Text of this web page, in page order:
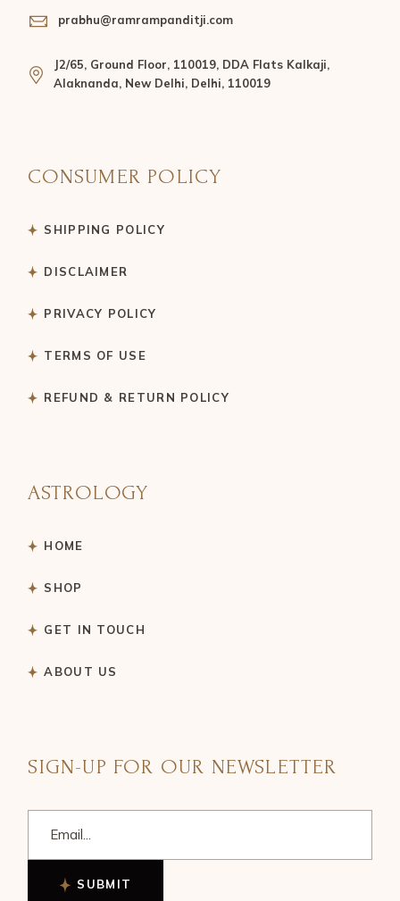
prabhu@ramrampanditji.com
J2/65, Ground Floor, 110019, DDA Flats Kalkaji,
Alaknanda, New Delhi, Delhi, 110019
CONSUMER POLICY
SHIPPING POLICY
DISCLAIMER
PRIVACY POLICY
TERMS OF USE
REFUND & RETURN POLICY
ASTROLOGY
HOME
SHOP
GET IN TOUCH
ABOUT US
SIGN-UP FOR OUR NEWSLETTER
SUBMIT